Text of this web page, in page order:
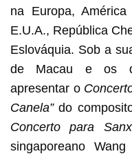
na Europa,
E.U.A., República
Eslováquia. Sob a
de Macau e os
apresentar o
Canela”do
Concerto para
singaporeano